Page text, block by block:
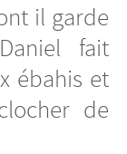
il garde
fait
ébahis et
de